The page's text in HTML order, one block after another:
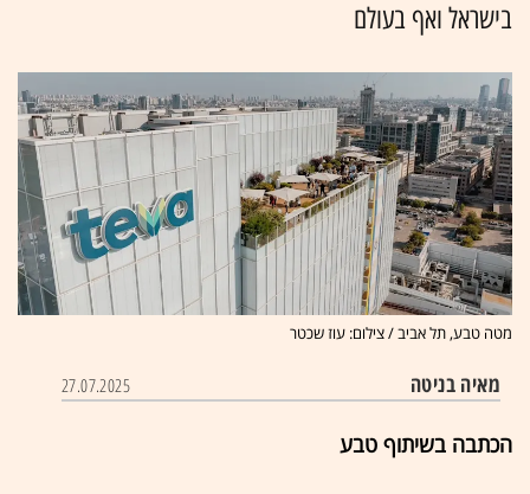
בישראל ואף בעולם
מטה טבע, תל אביב / צילום: עוז שכטר
מאיה בניטה 27.07.2025
הכתבה בשיתוף טבע